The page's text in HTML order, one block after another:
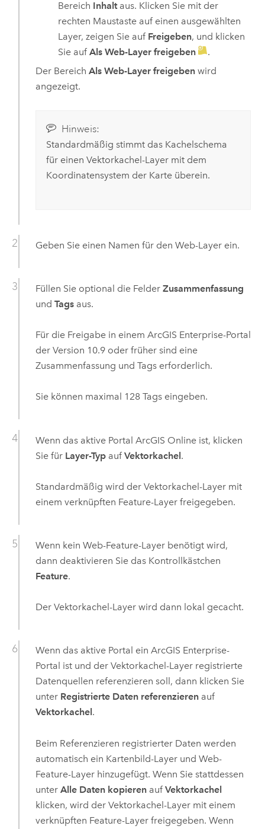
Bereich Inhaltaus. Klicken Sie mit der
rechten Maustaste auf einen ausgewählten
Layer, zeigen Sie auf Freigeben, und klicken
Sie aufAls Web-Layer freigeben
.
Der Bereich Als Web-Layer freigebenwird
angezeigt.
Hinweis:
Standardmäßig stimmt das Kachelschema
für einen Vektorkachel-Layer mit dem
Koordinatensystem der Karte überein.
Geben Sie einen Namen für den Web-Layer ein.
Füllen Sie optional die Felder Zusammenfassung
und Tagsaus.
Für die Freigabe in einem ArcGIS Enterprise-Portal
der Version 10.9oder früher sind eine
Zusammenfassung und Tags erforderlich.
Sie können maximal 128 Tags eingeben.
Wenn das aktive Portal ArcGIS Onlineist, klicken
Sie für Layer-Typauf Vektorkachel.
Standardmäßig wird der Vektorkachel-Layer mit
einem verknüpften Feature-Layer freigegeben.
Wenn kein Web-Feature-Layer benötigt wird,
dann deaktivieren Sie das Kontrollkästchen
Feature.
Der Vektorkachel-Layer wird dann lokal gecacht.
Wenn das aktive Portal ein ArcGIS Enterprise-
Portal ist und der Vektorkachel-Layer registrierte
Datenquellen referenzieren soll, dann klicken Sie
unter Registrierte Daten referenzierenauf
Vektorkachel .
Beim Referenzieren registrierter Daten werden
automatisch ein Kartenbild-Layer und Web-
Feature-Layer hinzugefügt. Wenn Sie stattdessen
unter Alle Daten kopierenauf Vektorkachel
klicken, wird der Vektorkachel-Layer mit einem
verknüpften Feature-Layer freigegeben. Wenn